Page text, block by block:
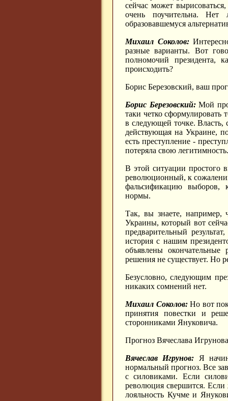
сейчас может
очень поучительна. Нет
образовавшемуся
Михаил Соколов:
разные варианты. Вот
полномочий президента,
происходить?
Борис Березовский, ваш
Борис Березовский:Мой
таки четко
в следующей точке. Власть,
действующая на Украине,
есть преступление -
потеряла свою легитимность.
В этой ситуации простого
революционный, к
фальсификацию выборов,
нормы.
Так, вы знаете,
Украины, который вот
предварительный
история с нашим
объявлены
решения не существует. Но
Безусловно, следующим
никаких сомнений нет.
Михаил Соколов:Но вот
принятия повестки и
сторонниками Януковича.
Прогноз Вячеслава
Вячеслав Игрунов: Я
нормальный прогноз. Все
с силовиками. Если
революция свершится. Если
лояльность Кучме и